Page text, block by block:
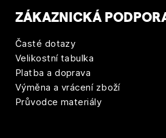
ZÁKAZNICKÁ
Časté dotazy
Velikostní tabulka
Platba a doprava
Výměna a vrácení zboží
Průvodce materiály